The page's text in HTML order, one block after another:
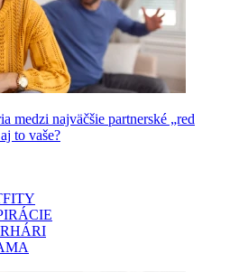
medzi najväčšie partnerské „red
to vaše?